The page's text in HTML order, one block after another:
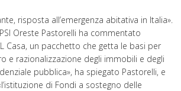
risposta all’emergenza abitativa in Italia».
Oreste Pastorelli ha commentato
Casa, un pacchetto che getta le basi per
e razionalizzazione degli immobili e degli
pubblica», ha spiegato Pastorelli, e
di Fondi a sostegno delle